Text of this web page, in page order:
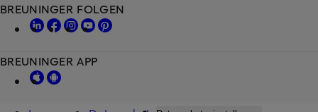
BREUNINGER FOLGEN
BREUNINGER APP